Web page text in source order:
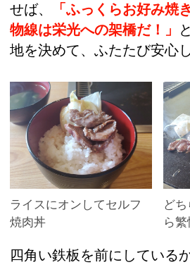
せば、
「ふっくらお好み焼
物線は栄光への架橋だ！」
地を決めて、ふたたび安心
ライスにオンしてセルフ
焼肉丼
ど
ら
四角い鉄板を前にしている